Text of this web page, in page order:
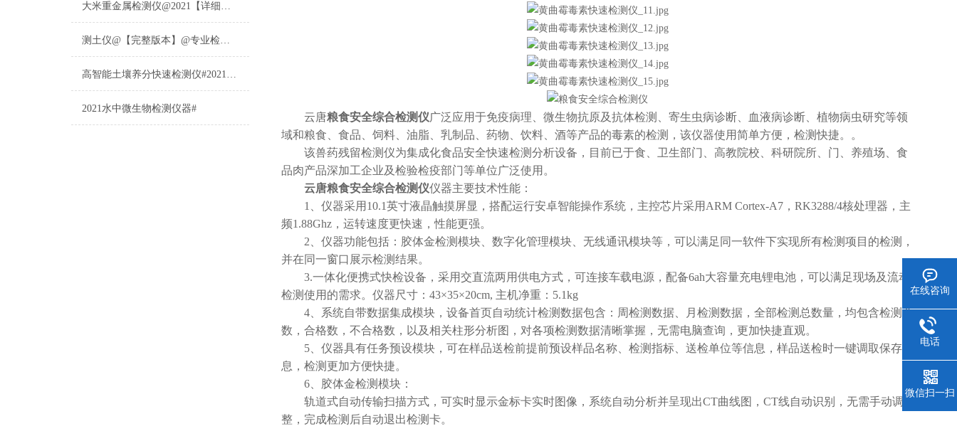
大米重金属检测仪@2021【详细版本】@专业检测大米重金属仪器仪表
测土仪@【完整版本】@专业检测土壤的仪器仪表
高智能土壤养分快速检测仪#2021【土壤养分检测专用仪器仪表】
2021水中微生物检测仪器#
云唐粮食安全综合检测仪广泛应用于免疫病理、微生物抗原及抗体检测、寄生虫病诊断、血液病诊断、植物病虫研究等领
域和粮食、食品、饲料、油脂、乳制品、药物、饮料、酒等产品的毒素的检测，该仪器使用简单方便，检测快捷。。
该兽药残留检测仪为集成化食品安全快速检测分析设备，目前已于食、卫生部门、高教院校、科研院所、门、养殖场、食
品肉产品深加工企业及检验检疫部门等单位广泛使用。
云唐粮食安全综合检测仪仪器主要技术性能：
1、仪器采用10.1英寸液晶触摸屏显，搭配运行安卓智能操作系统，主控芯片采用ARM Cortex-A7，RK3288/4核处理器，主
频1.88Ghz，运转速度更快速，性能更强。
2、仪器功能包括：胶体金检测模块、数字化管理模块、无线通讯模块等，可以满足同一软件下实现所有检测项目的检测，
并在同一窗口展示检测结果。
3.一体化便携式快检设备，采用交直流两用供电方式，可连接车载电源，配备6ah大容量充电锂电池，可以满足现场及流动
检测使用的需求。仪器尺寸：43×35×20cm, 主机净重：5.1kg
4、系统自带数据集成模块，设备首页自动统计检测数据包含：周检测数据、月检测数据，全部检测总数量，均包含检测总
数，合格数，不合格数，以及相关柱形分析图，对各项检测数据清晰掌握，无需电脑查询，更加快捷直观。
5、仪器具有任务预设模块，可在样品送检前提前预设样品名称、检测指标、送检单位等信息，样品送检时一键调取保存信
息，检测更加方便快捷。
6、胶体金检测模块：
轨道式自动传输扫描方式，可实时显示金标卡实时图像，系统自动分析并呈现出CT曲线图，CT线自动识别，无需手动调
整，完成检测后自动退出检测卡。
在线咨询
电话
微信扫一扫